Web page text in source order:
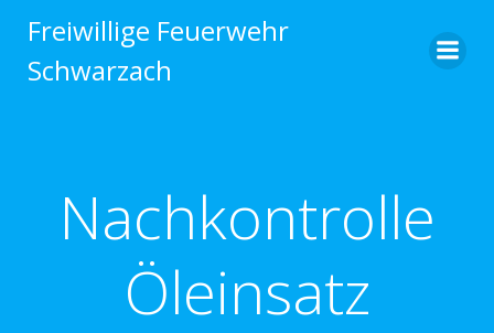
Inhalt
Freiwillige Feuerwehr
Schwarzach
Nachkontrolle
Öleinsatz